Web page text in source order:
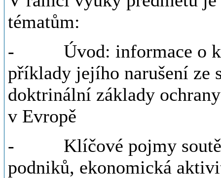
tématům:
- Úvod: informace o
příklady jejího narušení ze
doktrinální základy
v Evropě
- Klíčové pojmy
podniků, ekonomická